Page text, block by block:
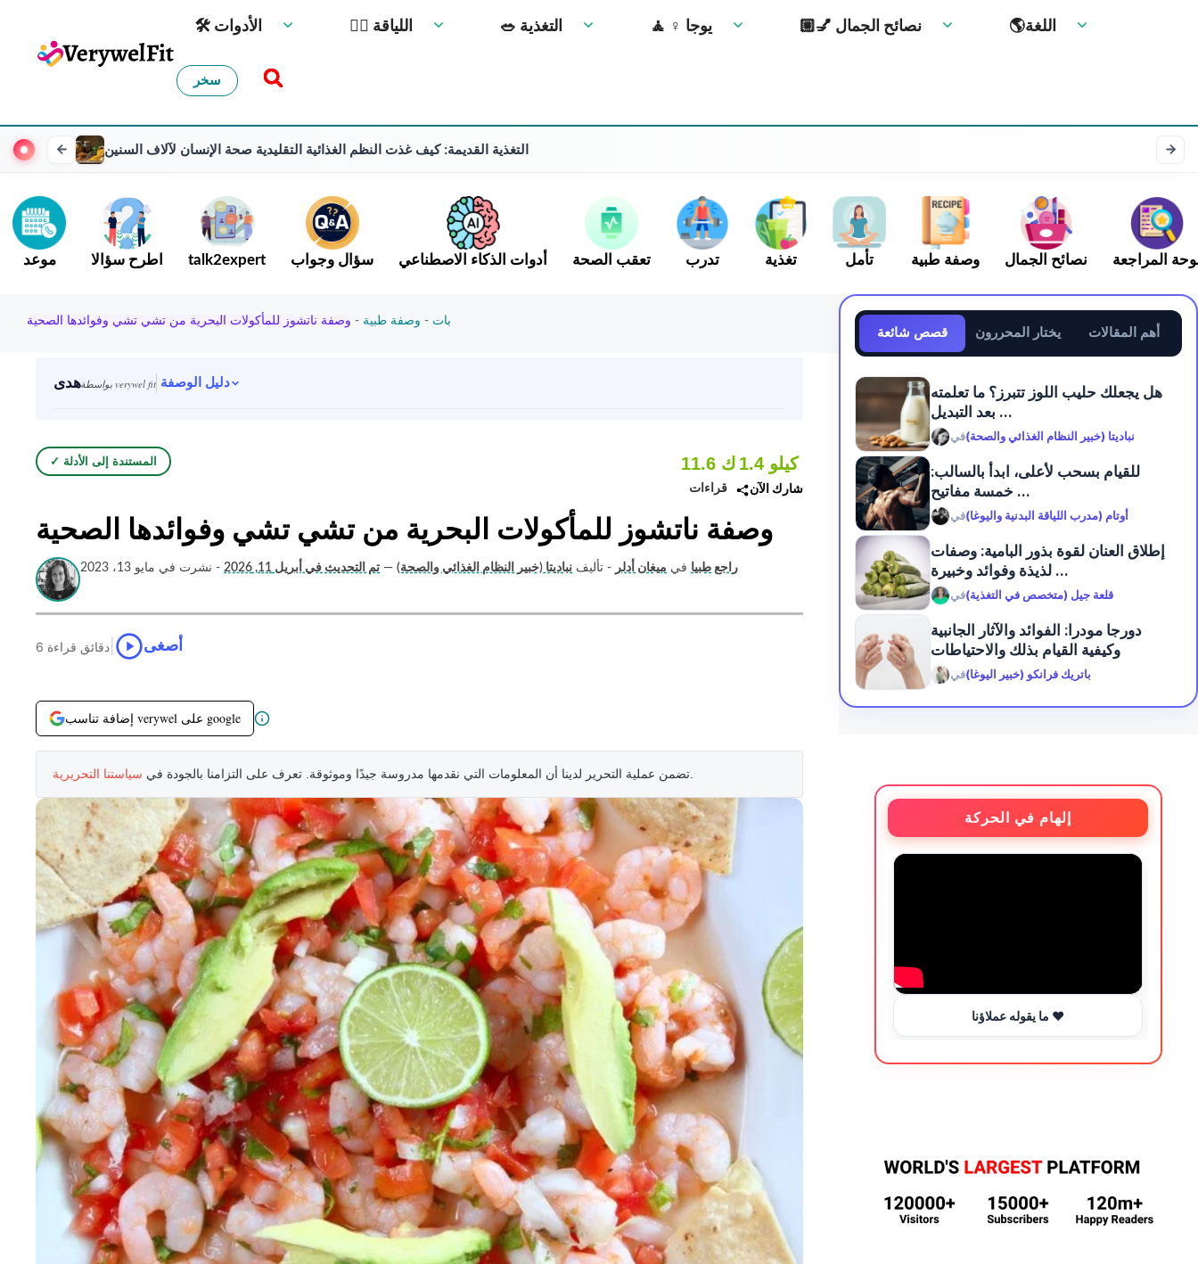
🛠 الأدوات 🏋️‍♀️ اللياقة 🥗 التغذية 🧘 ‍♀️ يوجا 💅🏼 نصائح الجمال 🌎اللغة
سخر
التغذية القديمة: كيف غذت النظم الغذائية التقليدية صحة الإنسان لآلاف السنين
موعد اطرح سؤالا talk2expert سؤال وجواب أدوات الذكاء الاصطناعي تعقب الصحة تدرب تغذية تأمل وصفة طبية نصائح الجمال المراجعة
بات - وصفة طبية - وصفة ناتشوز للمأكولات البحرية من تشي تشي وفوائدها الصحية
هدى بواسطة verywel fit دليل الوصفة
✓ المستندة إلى الأدلة 11.6 ك
قراءات
1.4 كيلو
شارك الآن
وصفة ناتشوز للمأكولات البحرية من تشي تشي وفوائدها الصحية
راجع طبيا في ميغان أدلر - تأليف نباديتا (خبير النظام الغذائي والصحة) — تم التحديث في أبريل 11, 2026 - نشرت في مايو 13، 2023
6 دقائق قراءة أصغى
إضافة تناسب verywel على google
تضمن عملية التحرير لدينا أن المعلومات التي نقدمها مدروسة جيدًا وموثوقة. تعرف على التزامنا بالجودة في سياستنا التحريرية
قصص شائعة يختار المحررون أهم المقالات
هل يجعلك حليب اللوز تتبرز؟ ما تعلمته
بعد التبديل ...
فينباديتا (خبير النظام الغذائي والصحة)
للقيام بسحب لأعلى، ابدأ بالسالب:
خمسة مفاتيح ...
فيأوتام (مدرب اللياقة البدنية واليوغا)
إطلاق العنان لقوة بذور البامية: وصفات
لذيذة وفوائد وخبيرة ...
فيقلعة جيل (متخصص في التغذية)
دورجا مودرا: الفوائد والآثار الجانبية
وكيفية القيام بذلك والاحتياطات
فيباتريك فرانكو (خبير اليوغا)
إلهام في الحركة
ما يقوله عملاؤنا ❤️